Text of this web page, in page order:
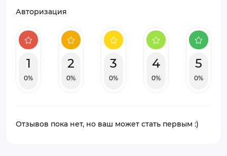
Авторизация
1
0%
2
0%
3
0%
4
0%
5
0%
Отзывов пока нет, но ваш может стать первым :)